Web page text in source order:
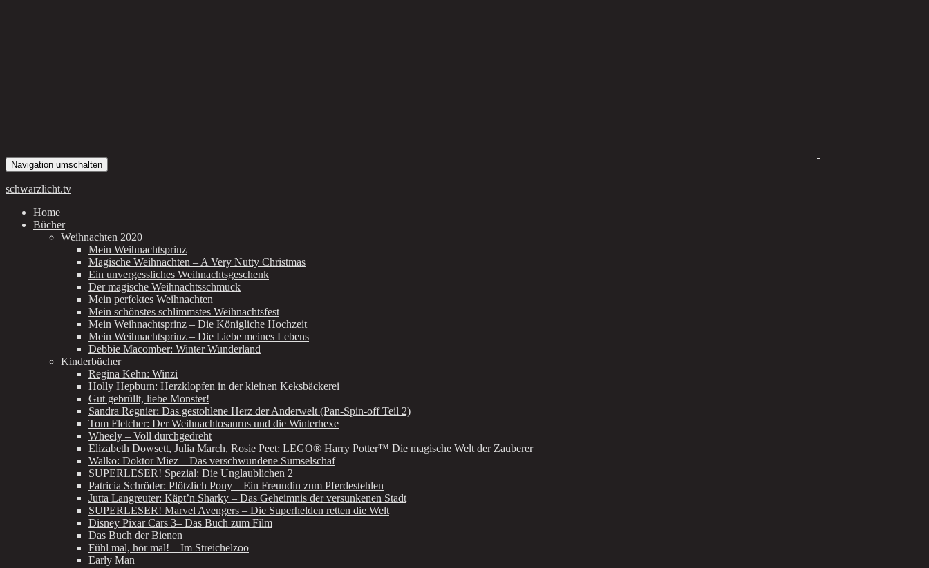
Navigation umschalten
schwarzlicht.tv
Home
Bücher
Weihnachten 2020
Mein Weihnachtsprinz
Magische Weihnachten – A Very Nutty Christmas
Ein unvergessliches Weihnachtsgeschenk
Der magische Weihnachtsschmuck
Mein perfektes Weihnachten
Mein schönstes schlimmstes Weihnachtsfest
Mein Weihnachtsprinz – Die Königliche Hochzeit
Mein Weihnachtsprinz – Die Liebe meines Lebens
Debbie Macomber: Winter Wunderland
Kinderbücher
Regina Kehn: Winzi
Holly Hepburn: Herzklopfen in der kleinen Keksbäckerei
Gut gebrüllt, liebe Monster!
Sandra Regnier: Das gestohlene Herz der Anderwelt (Pan-Spin-off Teil 2)
Tom Fletcher: Der Weihnachtosaurus und die Winterhexe
Wheely – Voll durchgedreht
Elizabeth Dowsett, Julia March, Rosie Peet: LEGO® Harry Potter™ Die magische Welt der Zauberer
Walko: Doktor Miez – Das verschwundene Sumselschaf
SUPERLESER! Spezial: Die Unglaublichen 2
Patricia Schröder: Plötzlich Pony – Ein Freundin zum Pferdestehlen
Jutta Langreuter: Käpt’n Sharky – Das Geheimnis der versunkenen Stadt
SUPERLESER! Marvel Avengers – Die Superhelden retten die Welt
Disney Pixar Cars 3– Das Buch zum Film
Das Buch der Bienen
Fühl mal, hör mal! – Im Streichelzoo
Early Man